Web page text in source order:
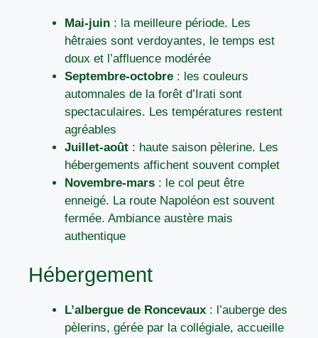
Mai-juin : la meilleure période. Les
hêtraies sont verdoyantes, le temps est
doux et l’affluence modérée
Septembre-octobre : les couleurs
automnales de la forêt d’Irati sont
spectaculaires. Les températures restent
agréables
Juillet-août : haute saison pèlerine. Les
hébergements affichent souvent complet
Novembre-mars : le col peut être
enneigé. La route Napoléon est souvent
fermée. Ambiance austère mais
authentique
Hébergement
L’albergue de Roncevaux : l’auberge des
pèlerins, gérée par la collégiale, accueille